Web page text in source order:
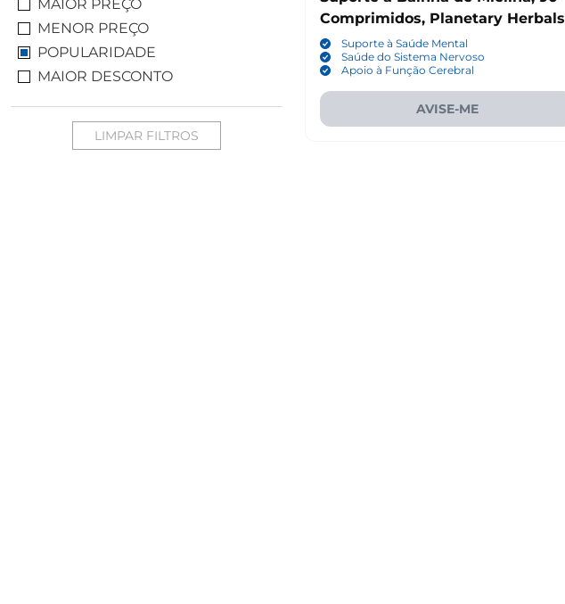
MAIOR PREÇO
MENOR PREÇO
POPULARIDADE
MAIOR DESCONTO
LIMPAR FILTROS
Comprimidos, Planetary Herbals
Suporte à Saúde Mental
Saúde do Sistema Nervoso
Apoio à Função Cerebral
AVISE-ME